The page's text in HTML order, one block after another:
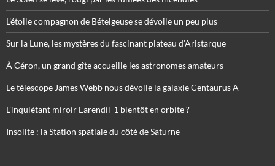
L’étoile compagnon de Bételgeuse se dévoile un peu plus
Sur la Lune, les mystères du fascinant plateau d’Aristarque
À Céron, un grand gîte accueille les astronomes amateurs
Le télescope James Webb nous dévoile la galaxie Centaurus A
L’inquiétant miroir Eärendil-1 bientôt en orbite ?
Insolite : la Station spatiale du côté de Saturne